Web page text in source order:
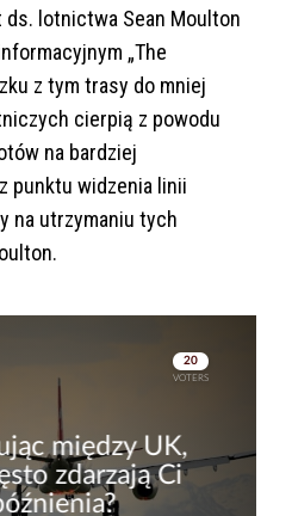
lotnictwa Sean Moulton
„The
z tym trasy do mniej
cierpią z powodu
na bardziej
punktu widzenia linii
na utrzymaniu tych